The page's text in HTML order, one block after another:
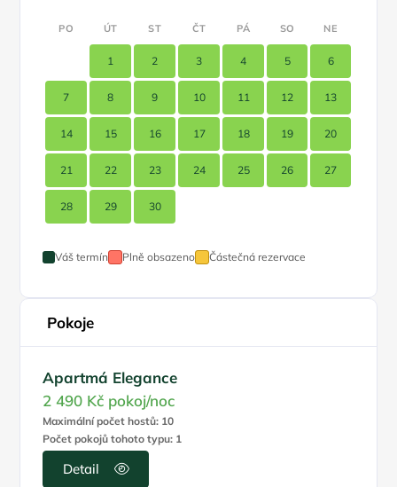
PO ÚT ST ČT PÁ SO NE
1 2 3 4 5 6
7 8 9 10 11 12 13
14 15 16 17 18 19 20
21 22 23 24 25 26 27
28 29 30
Váš termín Plně obsazeno Částečná rezervace
Pokoje
Apartmá Elegance
2 490 Kč pokoj/noc
Maximální počet hostů: 10
Počet pokojů tohoto typu: 1
Detail